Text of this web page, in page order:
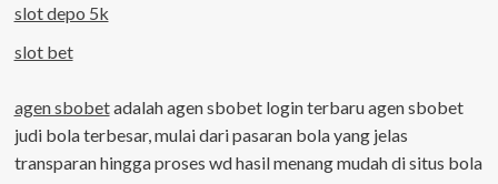
slot depo 5k
slot bet
agen sbobetadalah agen sbobet login terbaru agen sbobet
judi bola terbesar, mulai dari pasaran bola yang jelas
transparan hingga proses wd hasil menang mudah di situs bola